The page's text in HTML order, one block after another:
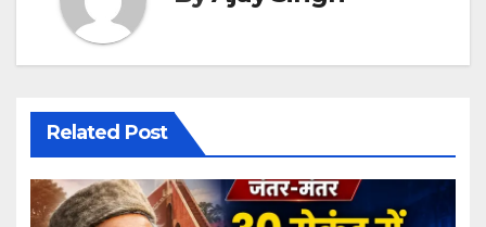
Related Post